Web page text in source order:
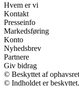
Hvem er vi
Kontakt
Presseinfo
Markedsføring
Konto
Nyhedsbrev
Partnere
Giv bidrag
© Beskyttet af
© Indholdet er